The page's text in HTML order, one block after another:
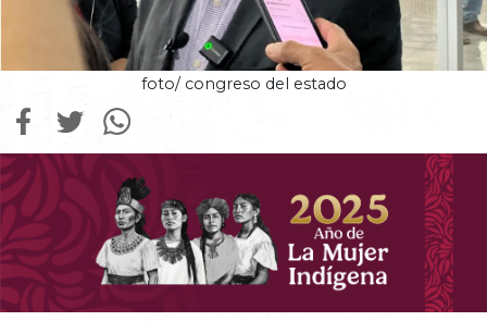
foto/ congreso del estado